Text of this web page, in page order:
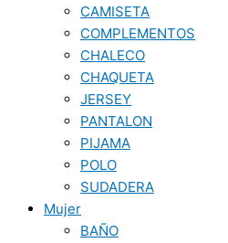
CAMISETA
COMPLEMENTOS
CHALECO
CHAQUETA
JERSEY
PANTALON
PIJAMA
POLO
SUDADERA
Mujer
BAÑO